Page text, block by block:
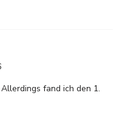
fand ich den 1.